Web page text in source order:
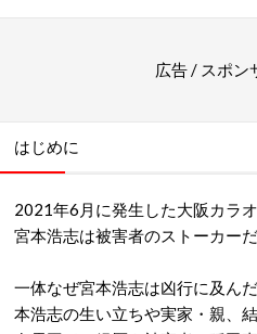
広告 / スポン
はじめに
2021年6月に発生した大阪カラ
宮本浩志は被害者のストーカー
一体なぜ宮本浩志は凶行に及ん
本浩志の生い立ちや実家・親、